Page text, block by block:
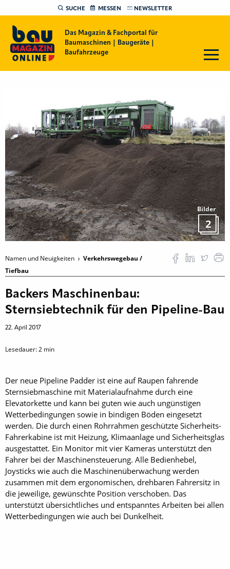
SUCHE MESSEN NEWSLETTER
Das Magazin & Fachportal für
Baumaschinen | Baugeräte |
Baufahrzeuge
Bilder
2
Namen und Neuigkeiten
Verkehrswegebau /
Tiefbau
Backers Maschinenbau:
Sternsiebtechnik für den Pipeline-Bau
22. April 2017
Lesedauer:2 min
Der neue Pipeline Padder ist eine auf Raupen fahrende
Sternsiebmaschine mit Materialaufnahme durch eine
Elevatorkette und kann bei guten wie auch ungünstigen
Wetterbedingungen sowie in bindigen Böden eingesetzt
werden. Die durch einen Rohrrahmen geschützte Sicherheits-
Fahrerkabine ist mit Heizung, Klimaanlage und Sicherheitsglas
ausgestattet. Ein Monitor mit vier Kameras unterstützt den
Fahrer bei der Maschinensteuerung. Alle Bedienhebel,
Joysticks wie auch die Maschinenüberwachung werden
zusammen mit dem ergonomischen, drehbaren Fahrersitz in
die jeweilige, gewünschte Position verschoben. Das
unterstützt übersichtliches und entspanntes Arbeiten bei allen
Wetterbedingungen wie auch bei Dunkelheit.